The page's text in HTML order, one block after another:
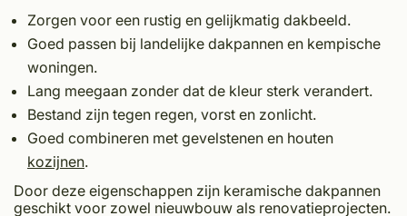
Zorgen voor een rustig en gelijkmatig dakbeeld.
Goed passen bij landelijke dakpannen en kempische
woningen.
Lang meegaan zonder dat de kleur sterk verandert.
Bestand zijn tegen regen, vorst en zonlicht.
Goed combineren met gevelstenen en houten
kozijnen.
Door deze eigenschappen zijn keramische dakpannen
geschikt voor zowel nieuwbouw als renovatieprojecten.